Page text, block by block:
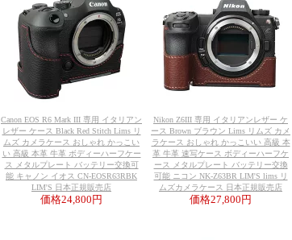
Canon EOS R6 Mark III 専用 イタリアン
レザー ケース Black Red Stitch Lims リ
ムズ カメラケース おしゃれ かっこい
い 高級 本革 牛革 ボディーハーフケー
ス メタルプレート バッテリー交換可
能 キャノン イオス CN-EOSR63RBK
LIM'S 日本正規販売店
価格24,800円
Nikon Z6III 専用 イタリアンレザー ケ
ース Brown ブラウン Lims リムズ カメ
ラケース おしゃれ かっこいい 高級 本
革 牛革 速写ケース ボディーハーフケ
ース メタルプレート バッテリー交換
可能 ニコン NK-Z63BR LIM'S lims リ
ムズカメラケース 日本正規販売店
価格27,800円